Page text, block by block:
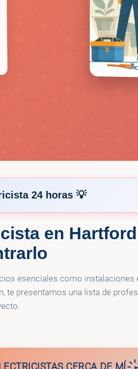
24 horas 💡
💡 Eriksson Electric
en
esenciales como instalaciones
te presentamos una lista de